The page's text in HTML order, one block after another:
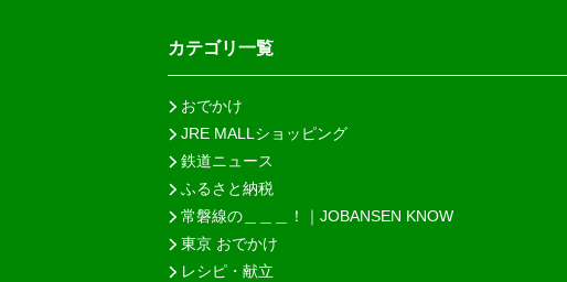
カテゴリ一覧
おでかけ
JRE MALLショッピング
鉄道ニュース
ふるさと納税
常磐線の＿＿＿！｜JOBANSEN KNOW
東京 おでかけ
レシピ・献立